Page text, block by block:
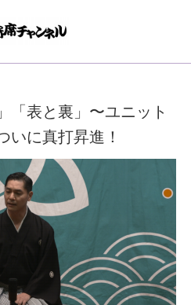
「表と裏」〜ユニット
いに真打昇進！